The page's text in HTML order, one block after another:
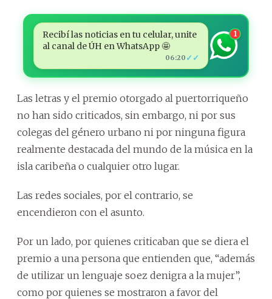
Recibí las noticias en tu celular, unite
al canal de ÚH en WhatsApp 🤩
06:20 ✓✓
1
Las letras y el premio otorgado al puertorriqueño
no han sido criticados, sin embargo, ni por sus
colegas del género urbano ni por ninguna figura
realmente destacada del mundo de la música en la
isla caribeña o cualquier otro lugar.
Las redes sociales, por el contrario, se
encendieron con el asunto.
Por un lado, por quienes criticaban que se diera el
premio a una persona que entienden que, “además
de utilizar un lenguaje soez denigra a la mujer”,
como por quienes se mostraron a favor del